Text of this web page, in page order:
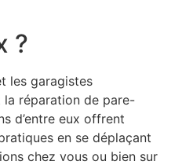
?
les garagistes
réparation de pare-
d’entre eux offrent
en se déplaçant
chez vous ou bien sur